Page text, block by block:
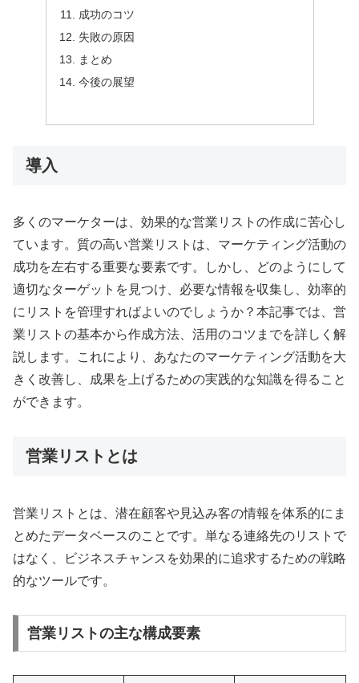
成功のコツ
失敗の原因
まとめ
今後の展望
導入
多くのマーケターは、効果的な営業リストの作成に苦心し
ています。質の高い営業リストは、マーケティング活動の
成功を左右する重要な要素です。しかし、どのようにして
適切なターゲットを見つけ、必要な情報を収集し、効率的
にリストを管理すればよいのでしょうか？本記事では、営
業リストの基本から作成方法、活用のコツまでを詳しく解
説します。これにより、あなたのマーケティング活動を大
きく改善し、成果を上げるための実践的な知識を得ること
ができます。
営業リストとは
営業リストとは、潜在顧客や見込み客の情報を体系的にま
とめたデータベースのことです。単なる連絡先のリストで
はなく、ビジネスチャンスを効果的に追求するための戦略
的なツールです。
営業リストの主な構成要素